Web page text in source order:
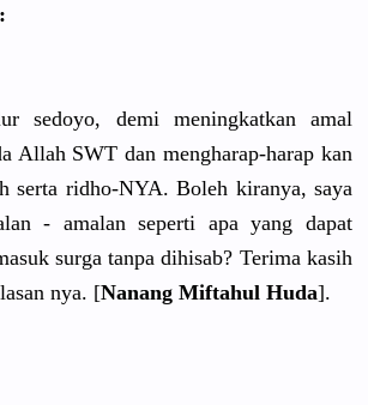
sedoyo, demi meningkatkan amal
Allah SWT dan mengharap-harap kan
serta ridho-NYA. Boleh kiranya, saya
- amalan seperti apa yang dapat
surga tanpa dihisab? Terima kasih
nya. [Nanang Miftahul Huda].